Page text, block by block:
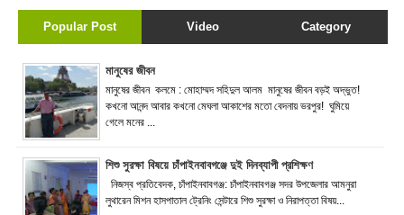
Popular Post Video Category
মানুষের জীবন
মানুষের জীবন কলমে : মোহাম্মদ সহিদুল আলম মানুষের জীবন বড়ই অদ্ভুত!
কখনো আনন্দ আবার কখনো মেঘলা আকাশের মতো বেদনায় ভরপুর! ঘুমিয়ে
গেলে মনের ...
শিশু সুরক্ষা বিষয়ে চাঁপাইনবাবগঞ্জে দুই দিনব্যাপী প্রশিক্ষণ
নিজস্ব প্রতিবেদক, চাঁপাইনবাবগঞ্জ: চাঁপাইনবাবগঞ্জ সদর উপজেলার আমনুরা
লুথারেন মিশন হাসপাতাল ট্রেনিং সেন্টারে শিশু সুরক্ষা ও নিরাপত্তা বিষয়...